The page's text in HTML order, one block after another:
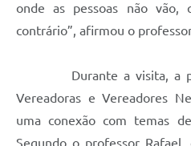
onde as pessoas não vão,
contrário”, afirmou o
Durante a visita, a
Vereadoras e Vereadores
uma conexão com temas
Segundo o professor